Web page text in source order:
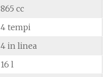
865 cc
4 tempi
4 in linea
16 l